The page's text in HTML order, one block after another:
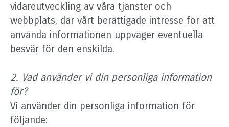
vidareutveckling av våra tjänster och
webbplats, där vårt berättigade intresse för att
använda informationen uppväger eventuella
besvär för den enskilda.
2. Vad använder vi din personliga information
för?
Vi använder din personliga information för
följande: